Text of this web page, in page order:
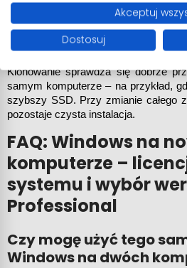
sklonowany ze starego
uruchomić lub działać niestabilnie.
„śmieci” zgromadzone przez lata
pliki, fragmenty odinstalowanych
Klonowanie sprawdza się dobrze
samym komputerze – na przykład,
szybszy SSD. Przy zmianie całego
pozostaje czysta instalacja.
FAQ: Windows na
komputerze –
systemu i wybór
Professional
Czy mogę użyć tego
Windows na dwóch
Akceptuj
Dostosuj